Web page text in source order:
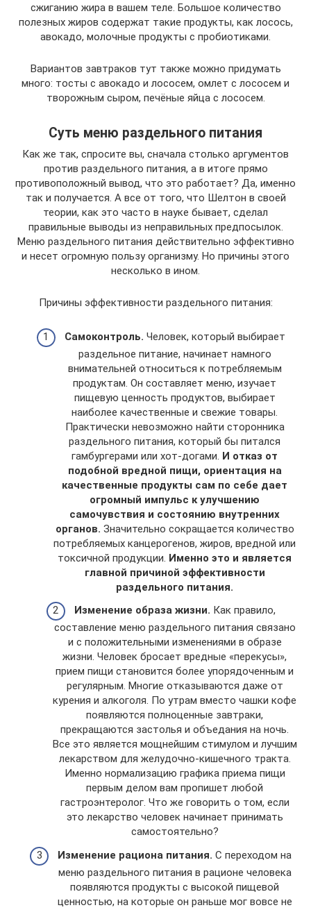
сжиганию жира в вашем теле. Большое количество
полезных жиров содержат такие продукты, как лосось,
авокадо, молочные продукты с пробиотиками.
Вариантов завтраков тут также можно придумать
много: тосты с авокадо и лососем, омлет с лососем и
творожным сыром, печёные яйца с лососем.
Суть меню раздельного питания
Как же так, спросите вы, сначала столько аргументов
против раздельного питания, а в итоге прямо
противоположный вывод, что это работает? Да, именно
так и получается. А все от того, что Шелтон в своей
теории, как это часто в науке бывает, сделал
правильные выводы из неправильных предпосылок.
Меню раздельного питания действительно эффективно
и несет огромную пользу организму. Но причины этого
несколько в ином.
Причины эффективности раздельного питания:
Самоконтроль. Человек, который выбирает
раздельное питание, начинает намного
внимательней относиться к потребляемым
продуктам. Он составляет меню, изучает
пищевую ценность продуктов, выбирает
наиболее качественные и свежие товары.
Практически невозможно найти сторонника
раздельного питания, который бы питался
гамбургерами или хот-догами. И отказ от
подобной вредной пищи, ориентация на
качественные продукты сам по себе дает
огромный импульс к улучшению
самочувствия и состоянию внутренних
органов. Значительно сокращается количество
потребляемых канцерогенов, жиров, вредной или
токсичной продукции. Именно это и является
главной причиной эффективности
раздельного питания.
Изменение образа жизни. Как правило,
составление меню раздельного питания связано
и с положительными изменениями в образе
жизни. Человек бросает вредные «перекусы»,
прием пищи становится более упорядоченным и
регулярным. Многие отказываются даже от
курения и алкоголя. По утрам вместо чашки кофе
появляются полноценные завтраки,
прекращаются застолья и объедания на ночь.
Все это является мощнейшим стимулом и лучшим
лекарством для желудочно-кишечного тракта.
Именно нормализацию графика приема пищи
первым делом вам пропишет любой
гастроэнтеролог. Что же говорить о том, если
это лекарство человек начинает принимать
самостоятельно?
Изменение рациона питания. С переходом на
меню раздельного питания в рационе человека
появляются продукты с высокой пищевой
ценностью, на которые он раньше мог вовсе не